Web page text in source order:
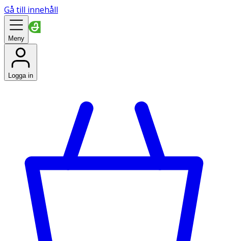
Gå till innehåll
Meny
Logga in